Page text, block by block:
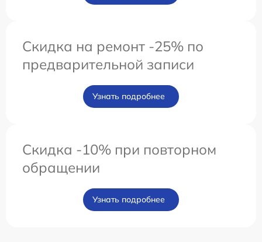
Скидка на ремонт -25% по
предварительной записи
Узнать подробнее
Скидка -10% при повторном
обращении
Узнать подробнее